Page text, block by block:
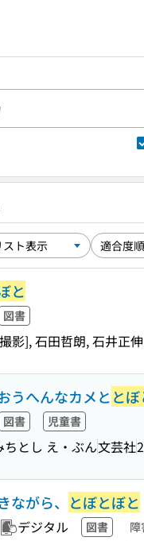
と
図書
影], 石田哲朗, 石井正
うへんなカメとと
図書 児童書
ちとし え・ぶん文芸社
ながら、 とぼとぼと
デジタル 図書